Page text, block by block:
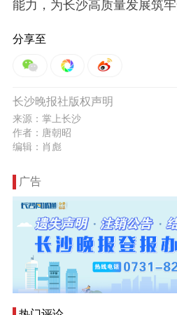
能力，为长沙高质量发展筑牢
分享至
长沙晚报社版权声明
来源：掌上长沙
作者：唐朝昭
编辑：肖彪
广告